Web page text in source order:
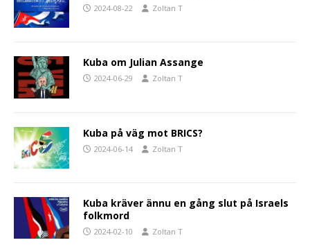
2024-08-22 Zoltan T
Kuba om Julian Assange
2024-06-29 Zoltan T
Kuba på väg mot BRICS?
2024-06-14 Zoltan T
Kuba kräver ännu en gång slut på Israels
folkmord
2024-02-10 Zoltan T